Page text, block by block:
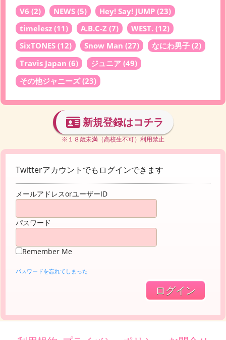
V6 (2) NEWS (5) Hey! Say! JUMP (23)
timelesz (11) A.B.C-Z (7) WEST. (12)
SixTONES (12) Snow Man (27) なにわ男子 (2)
Travis Japan (6) ジュニア (49)
その他ジャニーズ(23)
新規登録はコチラ
※１８歳未満（高校生不可）利用禁止
Twitterアカウントでもログインできます
メールアドレスorユーザーID
パスワード
Remember Me
パスワードを忘れてしまった